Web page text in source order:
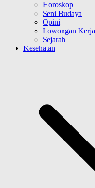
Horoskop
Seni Budaya
Opini
Lowongan Kerja
Sejarah
Kesehatan